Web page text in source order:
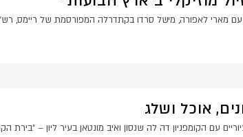
מארי לאפורה, מישל סרדו בקתדרלה המפורסמת של ריימס, רש"י
אוכל ושלג
עם הקומפניון דה לה שנסון ואיב מונטאן בעיר ליון – "בירת